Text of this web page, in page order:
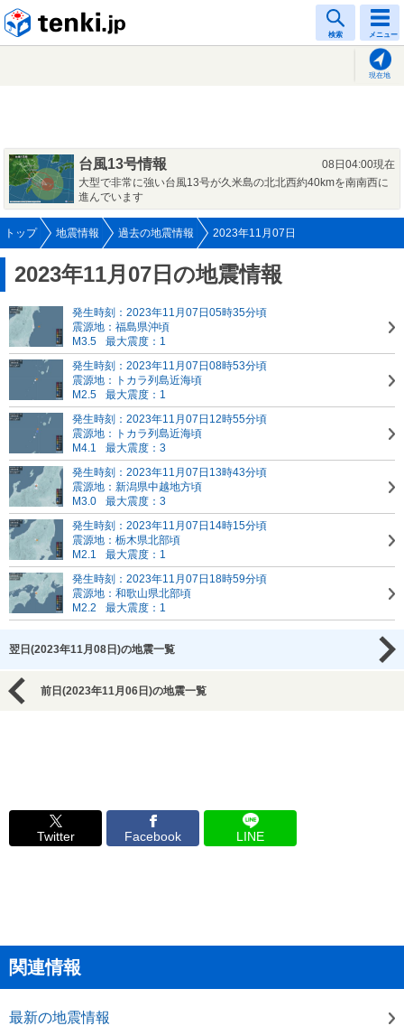
検索 メニュー
現在地
台風13号情報
08日04:00現在
大型で非常に強い台風13号が久米島の北北西約40kmを南南西に
進んでいます
トップ 地震情報 過去の地震情報 2023年11月07日
2023年11月07日の地震情報
発生時刻：2023年11月07日05時35分頃
震源地：福島県沖頃
M3.5
最大震度：1
発生時刻：2023年11月07日08時53分頃
震源地：トカラ列島近海頃
M2.5
最大震度：1
発生時刻：2023年11月07日12時55分頃
震源地：トカラ列島近海頃
M4.1
最大震度：3
発生時刻：2023年11月07日13時43分頃
震源地：新潟県中越地方頃
M3.0
最大震度：3
発生時刻：2023年11月07日14時15分頃
震源地：栃木県北部頃
M2.1
最大震度：1
発生時刻：2023年11月07日18時59分頃
震源地：和歌山県北部頃
M2.2
最大震度：1
翌日(2023年11月08日)の地震一覧
前日(2023年11月06日)の地震一覧
Twitter Facebook LINE
関連情報
最新の地震情報